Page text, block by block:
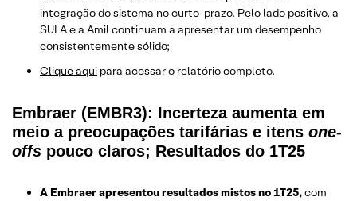
integração do sistema no curto-prazo. Pelo lado positivo, a
SULA e a Amil continuam a apresentar um desempenho
consistentemente sólido;
Clique aqui para acessar o relatório completo.
Embraer (EMBR3): Incerteza aumenta em
meio a preocupações tarifárias e itens one-
offs pouco claros; Resultados do 1T25
A Embraer apresentou resultados mistos no 1T25,com